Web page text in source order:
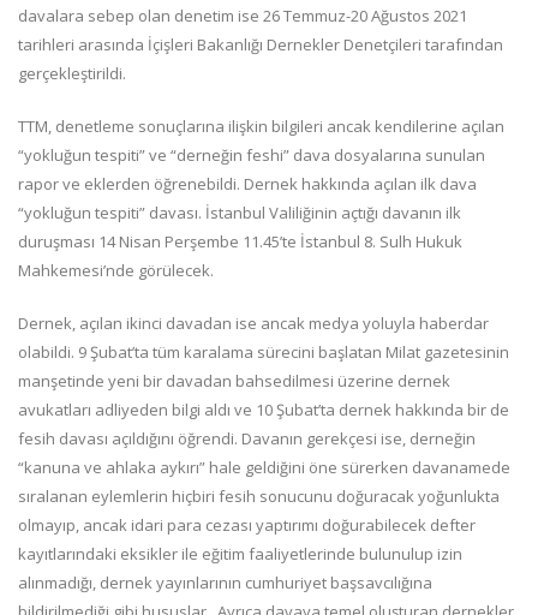
davalara sebep olan denetim ise 26 Temmuz-20 Ağustos 2021
tarihleri arasında İçişleri Bakanlığı Dernekler Denetçileri tarafından
gerçekleştirildi.
TTM, denetleme sonuçlarına ilişkin bilgileri ancak kendilerine açılan
“yokluğun tespiti” ve “derneğin feshi” dava dosyalarına sunulan
rapor ve eklerden öğrenebildi. Dernek hakkında açılan ilk dava
“yokluğun tespiti” davası. İstanbul Valiliğinin açtığı davanın ilk
duruşması 14 Nisan Perşembe 11.45’te İstanbul 8. Sulh Hukuk
Mahkemesi’nde görülecek.
Dernek, açılan ikinci davadan ise ancak medya yoluyla haberdar
olabildi. 9 Şubat’ta tüm karalama sürecini başlatan Milat gazetesinin
manşetinde yeni bir davadan bahsedilmesi üzerine dernek
avukatları adliyeden bilgi aldı ve 10 Şubat’ta dernek hakkında bir de
fesih davası açıldığını öğrendi. Davanın gerekçesi ise, derneğin
“kanuna ve ahlaka aykırı” hale geldiğini öne sürerken davanamede
sıralanan eylemlerin hiçbiri fesih sonucunu doğuracak yoğunlukta
olmayıp, ancak idari para cezası yaptırımı doğurabilecek defter
kayıtlarındaki eksikler ile eğitim faaliyetlerinde bulunulup izin
alınmadığı, dernek yayınlarının cumhuriyet başsavcılığına